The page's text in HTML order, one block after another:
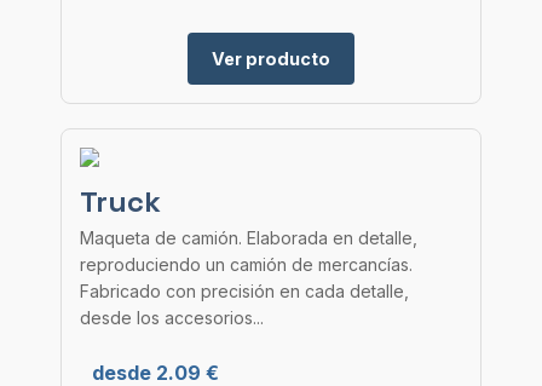
Ver producto
Truck
Maqueta de camión. Elaborada en detalle,
reproduciendo un camión de mercancías.
Fabricado con precisión en cada detalle,
desde los accesorios...
desde 2.09 €